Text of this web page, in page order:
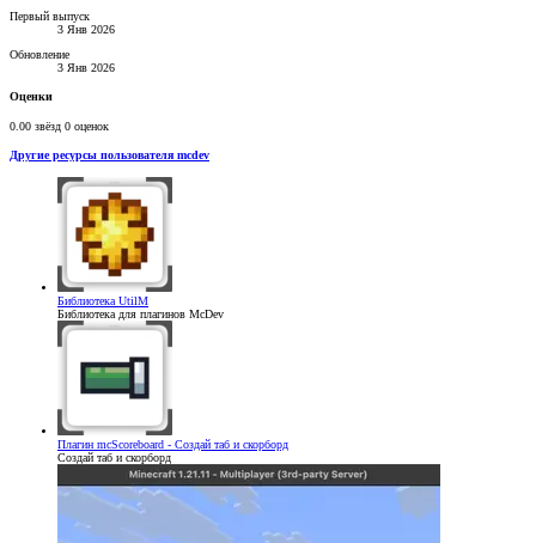
Первый выпуск
3 Янв 2026
Обновление
3 Янв 2026
Оценки
0.00 звёзд 0 оценок
Другие ресурсы пользователя mcdev
Библиотека UtilM
Библиотека для плагинов McDev
Плагин mcScoreboard - Создай таб и скорборд
Создай таб и скорборд